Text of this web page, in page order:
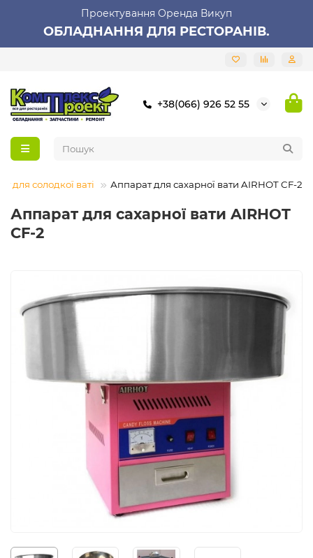
Проектування Оренда Викуп
ОБЛАДНАННЯ ДЛЯ РЕСТОРАНІВ.
+38(066) 926 52 55
для солодкої ваті Аппарат для сахарної вати AIRHOT CF-2
Аппарат для сахарної вати AIRHOT
CF-2